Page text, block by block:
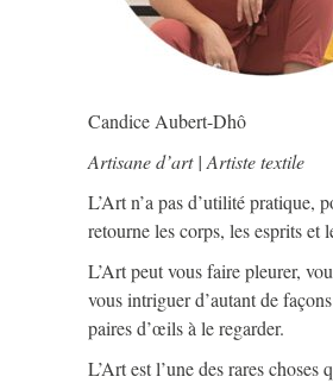
Candice Aubert-Dhô
Artisane d’art | Artiste textile
L’Art n’a pas d’utilité pratique,
retourne les corps, les esprits et
L’Art peut vous faire pleurer,
vous intriguer d’autant de
paires d’œils à le regarder.
L’Art est l’une des rares choses